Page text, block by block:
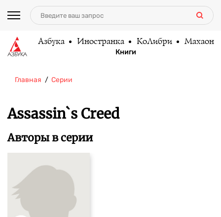
Азбука Иностранка КоЛибри Махаон
Книги
Главная Серии
Assassin`s Creed
Авторы в серии